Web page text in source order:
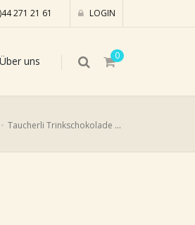
271 21 61 LOGIN
0
Über uns
Taucherli Trinkschokolade Schwarz, 35g